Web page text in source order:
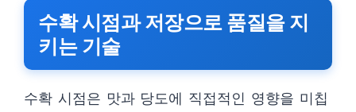
수확 시점과 저장으로 품질을 지
키는 기술
수확 시점은 맛과 당도에 직접적인 영향을 미칩